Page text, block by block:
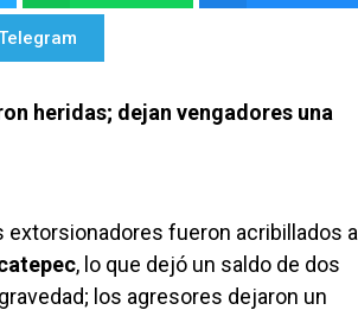
heridas; dejan vengadores una
extorsionadores fueron acribillados a
, lo que dejó un saldo de dos
los agresores dejaron un